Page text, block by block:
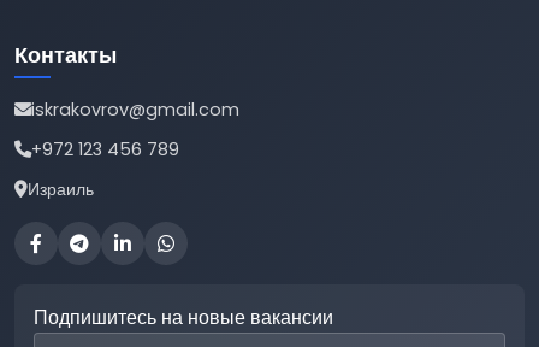
Контакты
iskrakovrov@gmail.com
+972 123 456 789
Израиль
Подпишитесь на новые вакансии